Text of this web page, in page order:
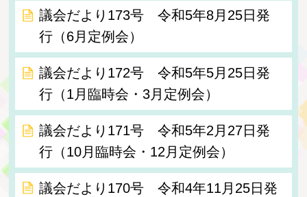
議会だより173号 令和5年8月25日発
行（6月定例会）
議会だより172号 令和5年5月25日発
行（1月臨時会・3月定例会）
議会だより171号 令和5年2月27日発
行（10月臨時会・12月定例会）
議会だより170号 令和4年11月25日発